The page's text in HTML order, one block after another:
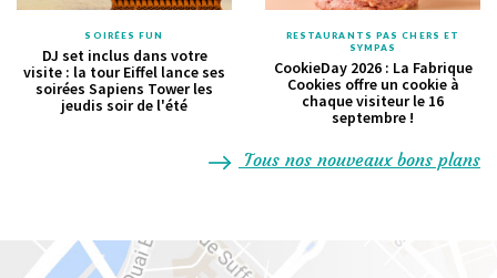
SOIRÉES FUN
DJ set inclus dans votre
visite : la tour Eiffel lance ses
soirées Sapiens Tower les
jeudis soir de l'été
RESTAURANTS PAS CHERS ET
SYMPAS
CookieDay 2026 : La Fabrique
Cookies offre un cookie à
chaque visiteur le 16
septembre !
Tous nos nouveaux bons plans